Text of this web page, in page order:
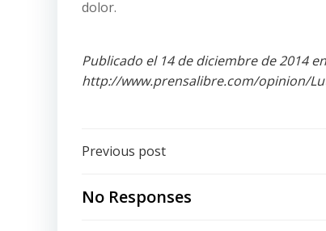
dolor.
Publicado el 14 de diciembre de 2014
http://www.prensalibre.com/opinion/
Post
navigation
Previous post
No Responses